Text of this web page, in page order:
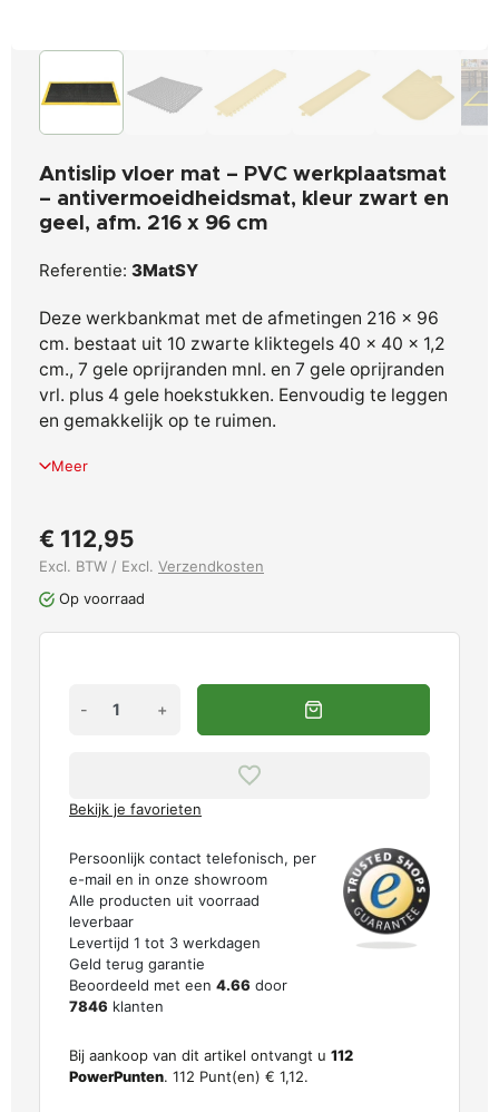
Antislip vloer mat – PVC werkplaatsmat
– antivermoeidheidsmat, kleur zwart en
geel, afm. 216 x 96 cm
Referentie: 3MatSY
Deze werkbankmat met de afmetingen 216 x 96
cm. bestaat uit 10 zwarte kliktegels 40 x 40 x 1,2
cm., 7 gele oprijranden mnl. en 7 gele oprijranden
vrl. plus 4 gele hoekstukken. Eenvoudig te leggen
en gemakkelijk op te ruimen.
Meer
€ 112,95
Excl. BTW / Excl. Verzendkosten
Op voorraad
- +
Bekijk je favorieten
Persoonlijk contact telefonisch, per
e-mail en in onze showroom
Alle producten uit voorraad
leverbaar
Levertijd 1 tot 3 werkdagen
Geld terug garantie
Beoordeeld met een 4.66 door
7846 klanten
Bij aankoop van dit artikel ontvangt u 112
PowerPunten. 112 Punt(en) € 1,12.